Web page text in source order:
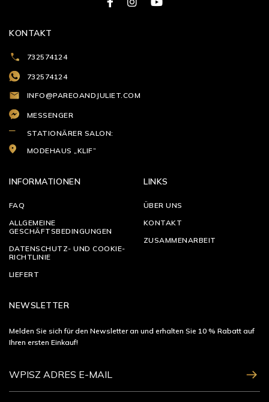
KONTAKT
732574124
732574124
INFO@PAREOANDJULIET.COM
MESSENGER
STATIONÄRER SALON:
MODEHAUS „KLIF”
INFORMATIONEN
FAQ
ALLGEMEINE
GESCHÄFTSBEDINGUNGEN
DATENSCHUTZ- UND COOKIE-
RICHTLINIE
LIEFERT
LINKS
ÜBER UNS
KONTAKT
ZUSAMMENARBEIT
NEWSLETTER
Melden Sie sich für den Newsletter an und erhalten Sie 10 % Rabatt auf
Ihren ersten Einkauf!